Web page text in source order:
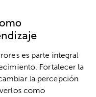
es parte integral
Fortalecer la
la percepción
como